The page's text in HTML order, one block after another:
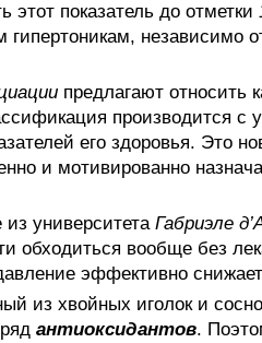
этот показатель до отметки
гипертоникам, независимо
предлагают относить
производится с
его здоровья. Это
и мотивированно
университета Габриэле
обходиться вообще без
эффективно
из хвойных иголок и
антиоксидантов.